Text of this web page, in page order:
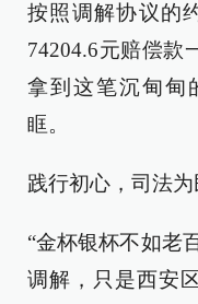
按照调解协议的
74204.6元赔偿款
拿到这笔沉甸甸
眶。
践行初心，司法
“金杯银杯不如老
调解，只是西安